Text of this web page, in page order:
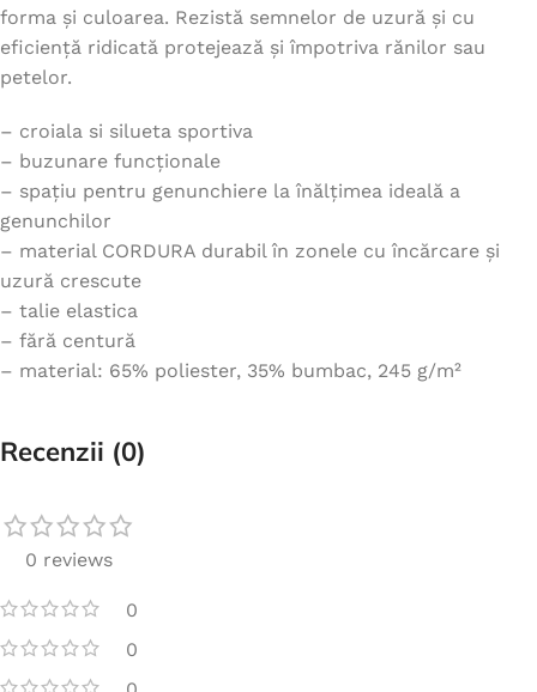
forma și culoarea. Rezistă semnelor de uzură și cu
eficiență ridicată protejează și împotriva rănilor sau
petelor.
– croiala si silueta sportiva
– buzunare funcționale
– spațiu pentru genunchiere la înălțimea ideală a
genunchilor
– material CORDURA durabil în zonele cu încărcare și
uzură crescute
– talie elastica
– fără centură
– material: 65% poliester, 35% bumbac, 245 g/m²
Recenzii (0)
0 reviews
0
0